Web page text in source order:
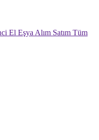
El Eşya Alım Satım Tüm